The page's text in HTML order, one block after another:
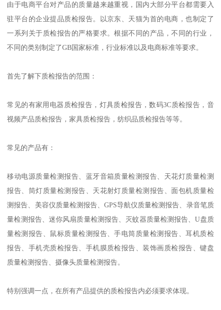
由于电商平台对产品的质量越来越重视，国内大部分平台都需要入
驻平台的企业提品质检报告。以京东、天猫为首的电商，也制定了
一系列关于质检报告的严格要求。根据不同的产品，不同的行业，
不同的类别制定了GB国家标准，行业标准以及电商标准等要求。
首先了解下质检报告的范围：
常见的有家用电器质检报告，灯具质检报告，数码3C质检报告，音
视频产品质检报告，家具质检报告，纺织品质检报告等等。
常见的产品有：
移动电源质量检测报告、蓝牙音箱质量检测报告、天花灯质量检测
报告、筒灯质量检测报告、天花射灯质量检测报告、面包机质量检
测报告、美容仪质量检测报告、GPS导航仪质量检测报告、录音笔质
量检测报告、迷你风扇质量检测报告、灭蚊器质量检测报告、U盘质
量检测报告、鼠标质量检测报告、手电筒质量检测报告、耳机质检
报告、手机壳质检报告、手机膜质检报告、装饰画质检报告、键盘
质量检测报告、摄像头质量检测报告。
特别强调一点，在所有产品提供的质检报告内必须要求体现。